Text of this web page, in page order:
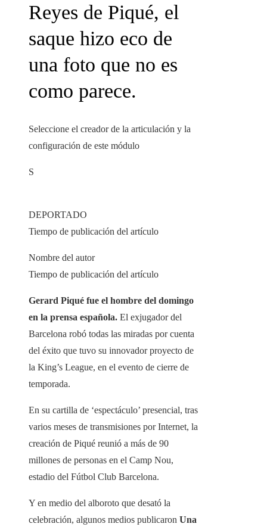
Reyes de Piqué, el
saque hizo eco de
una foto que no es
como parece.
Seleccione el creador de la articulación y la
configuración de este módulo
S
DEPORTADO
Tiempo de publicación del artículo
Nombre del autor
Tiempo de publicación del artículo
Gerard Piqué fue el hombre del domingo
en la prensa española. El exjugador del
Barcelona robó todas las miradas por cuenta
del éxito que tuvo su innovador proyecto de
la King’s League, en el evento de cierre de
temporada.
En su cartilla de ‘espectáculo’ presencial, tras
varios meses de transmisiones por Internet, la
creación de Piqué reunió a más de 90
millones de personas en el Camp Nou,
estadio del Fútbol Club Barcelona.
Y en medio del alboroto que desató la
celebración, algunos medios publicaron Una